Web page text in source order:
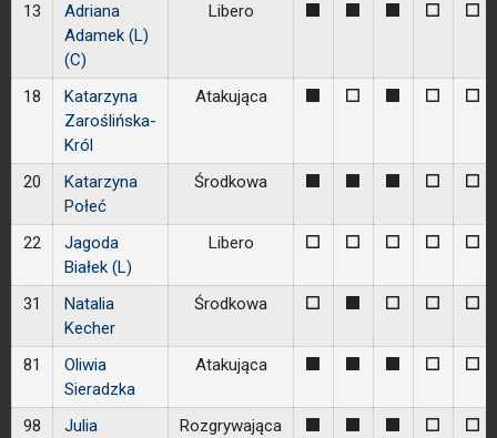
13
Adriana
Adamek (L)
(C)
Libero 0 0
18
Katarzyna
Zaroślińska-
Król
Atakująca 0 0 0
20
Katarzyna
Połeć
Środkowa 0 0
22
Jagoda
Białek (L)
Libero 0 0 0 0 0
31
Natalia
Kecher
Środkowa 0 0 0 0
81
Oliwia
Sieradzka
Atakująca 0 0
98 Julia Rozgrywająca 0 0